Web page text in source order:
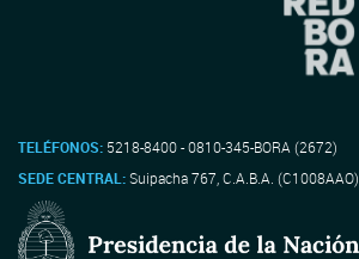
TELÉFONOS: 5218-8400 - 0810-345-BORA (2672)
SEDE CENTRAL:Suipacha 767, C.A.B.A. (C1008AAO)